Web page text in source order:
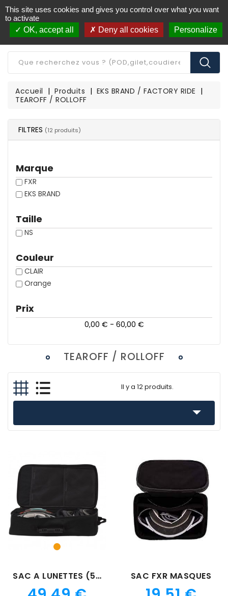
Livraison offerte à partir de 250€ d'achat (*)
CATÉGORIE
Accueil Produits
EKS BRAND / FACTORY RIDE
TEAROFF / ROLLOFF
FILTRES (12 produits)
Marque
FXR
EKS BRAND
Taille
NS
Couleur
CLAIR
Orange
Prix
0,00 € - 60,00 €
TEAROFF / ROLLOFF
Il y a 12 produits.

Orange
SAC A LUNETTES (5 MASQUES) SAC FXR MASQUES
This site uses cookies and gives you control over what you want
to activate
OK, accept all
Deny all cookies Personalize